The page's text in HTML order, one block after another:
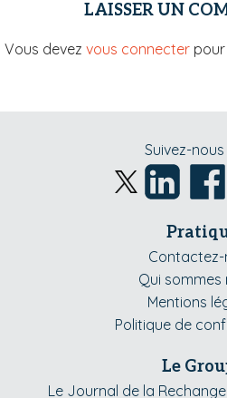
LAISSER UN
Vous devez vous connecter
Suivez-
Contactez-
Qui sommes
Mentions
Politique de
Le
Le Journal de la